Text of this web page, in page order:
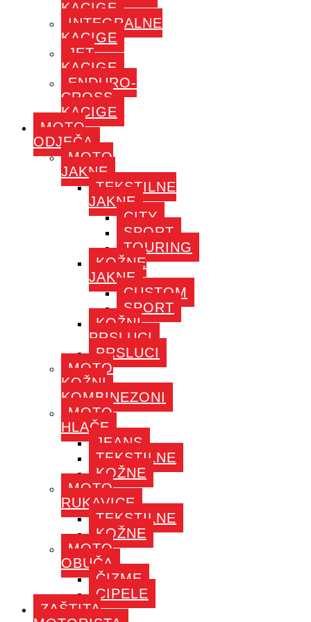
KACIGE
INTEGRALNE
KACIGE
JET
KACIGE
ENDURO-
CROSS
KACIGE
MOTO
ODJEČA
MOTO
JAKNE
TEKSTILNE
JAKNE
CITY
SPORT
TOURING
KOŽNE
JAKNE
CUSTOM
SPORT
KOŽNI
PRSLUCI
PRSLUCI
MOTO
KOŽNI
KOMBINEZONI
MOTO
HLAČE
JEANS
TEKSTILNE
KOŽNE
MOTO
RUKAVICE
TEKSTILNE
KOŽNE
MOTO
OBUČA
ČIZME
CIPELE
ZAŠTITA